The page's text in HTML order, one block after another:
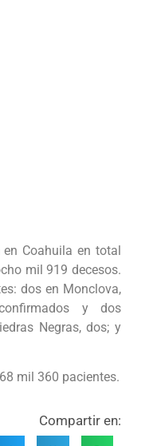
Coahuila en total
mil 919 decesos.
dos en Monclova,
y dos
Negras, dos; y
mil 360 pacientes.
Compartir en: